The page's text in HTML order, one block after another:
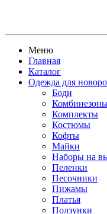
Меню
Главная
Каталог
Одежда для
Боди
Комплекты
Костюмы
Кофты
Майки
Наборы на
Пеленки
Песочники
Пижамы
Платья
Ползунки